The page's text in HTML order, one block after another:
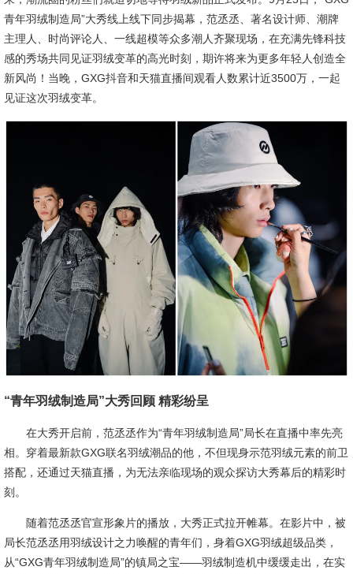
青年羽绒制造局”大秀线上线下同步揭幕，范丞丞、著名设计师、潮牌
主理人、时尚评论人、一线超模等众多潮人齐聚现场，在充满先锋科技
感的秀场共同见证羽绒变革的高光时刻，期许将来为更多年轻人创造全
新风尚！当晚，GXG抖音和天猫直播间观看人数累计近3500万，一起
见证这次羽绒变革。
“青年羽绒制造局”大秀回顾 精彩纷呈
在大秀开启前，范丞丞作为“青年羽绒制造局”局长在直播中率先亮
相。穿着最新款GXG联名羽绒潮品的他，不但现身示范羽绒元素的前卫
搭配，还通过天猫直播，为无法亲临现场的观众探访大秀幕后的精彩时
刻。
随着范丞丞官宣形象片的播放，大秀正式拉开帷幕。在影片中，被
局长范丞丞用羽绒设计之力唤醒的青年们，身着GXG羽绒超级品类，
从“GXG青年羽绒制造局”的镇局之宝——羽绒制造机中缓缓走出，在实